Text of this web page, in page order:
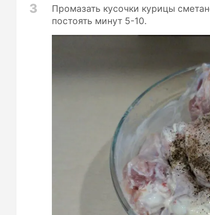
3
Промазать кусочки курицы
постоять минут 5-10.